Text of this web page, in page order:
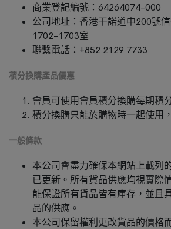
商業登記編號：64264074-000
公司地址：香港干諾道中200號
1702-1703室
聯繫電話：+852 2129 7733
積分換購產品優惠
會員可使用會員積分換購每期積
積分換購只能於購物時一起使用
一般條款
本公司會盡力確保本網站上載列
已更新。所有貨品供應均視實際
能保證所有貨品皆有庫存，並且
品的供應。
本公司保留權利更改貨品的價格